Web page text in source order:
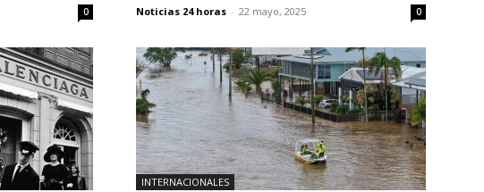
0 Noticias 24 horas - 22 mayo, 2025 0
INTERNACIONALES